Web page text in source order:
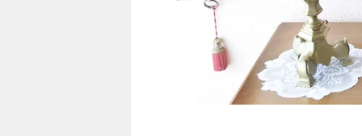
fragen & hilfe
unterstützen
genossenschaft